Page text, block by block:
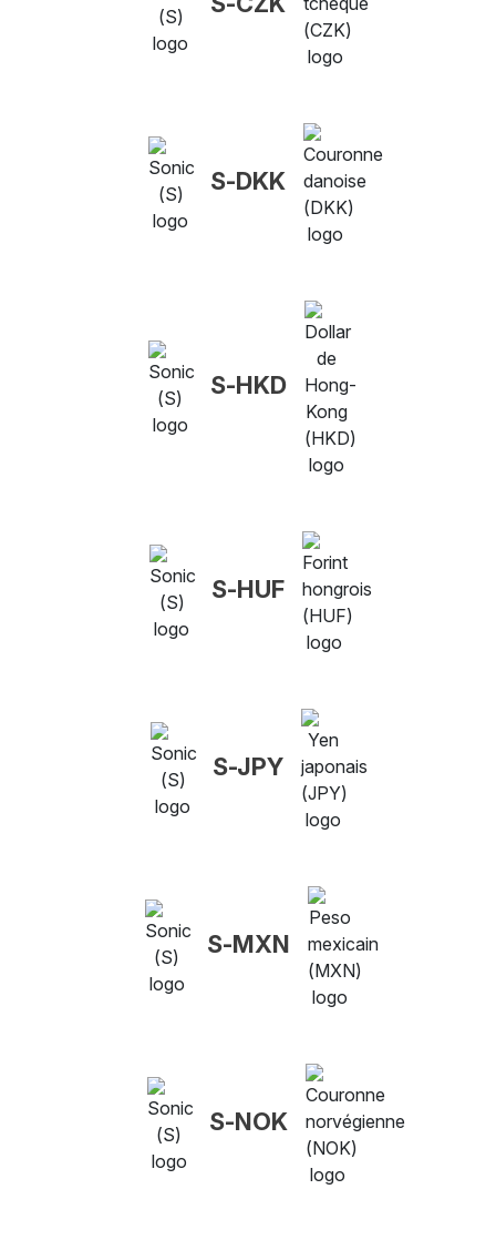
S-DKK
S-HKD
S-HUF
S-JPY
S-MXN
S-NOK